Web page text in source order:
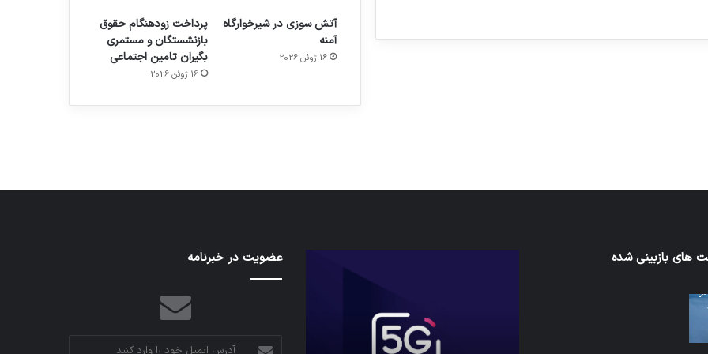
آتش سوزی در شیرخوارگاه
آمنه
16 ژوئن 2026
پرداخت زودهنگام حقوق
بازنشستگان و مستمری
بگیران تامین اجتماعی
16 ژوئن 2026
هدفون های 2023
های بازبینی شده عضویت در خبرنامه
آدرس